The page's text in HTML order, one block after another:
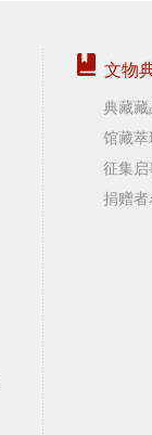
文物
典藏藏
馆藏萃
征集启
捐赠者